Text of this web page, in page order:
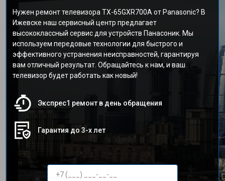
Нужен ремонт телевизора TX-65GXR700A от Panasonic? В
Ижевске наш сервисный центр предлагает
высококлассный сервис для устройств Панасоник. Мы
используем передовые технологии для быстрого и
эффективного устранения неисправностей, гарантируя
вам отличный результат. Обращайтесь к нам, и ваш
телевизор будет работать как новый!
Экспрес1 ремонт в день обращения
Гарантия до 3-х лет